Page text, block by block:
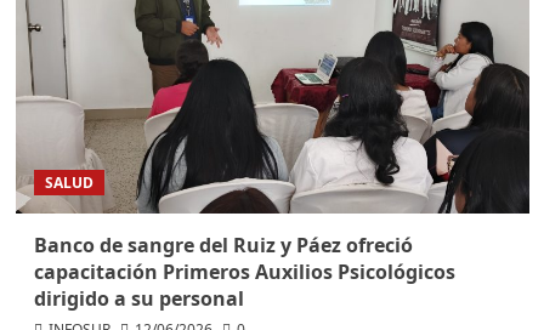
SALUD
Banco de sangre del Ruiz y Páez ofreció
capacitación Primeros Auxilios Psicológicos
dirigido a su personal